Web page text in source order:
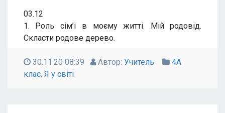
03.12
1. Роль сім’ї в моєму житті. Мій родовід.
Скласти родове дерево.
30.11.20 08:39 Автор: Учитель
4А
клас, Я у світі